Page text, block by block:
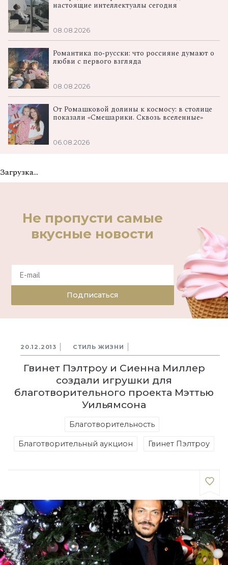
настоящие интеллектуалы сегодня
08.08.2026
Романтика по‑русски: что россияне думают о
любви с первого взгляда
08.08.2026
От Ромашковой долины к космосу: в столице
показали «Смешарики. Сквозь вселенные»
06.08.2026
Загрузка...
Не пропусти самые
вкусные новости
Подписаться
20.12.2013 СТИЛЬ ЖИЗНИ
Гвинет Пэлтроу и Сиенна Миллер
создали игрушки для
благотворительного проекта Мэттью
Уильямсона
Благотворительность
Благотворительный аукцион Гвинет Пэлтроу